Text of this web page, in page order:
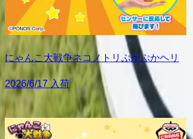
にゃんこ大戦争ネコノトリぷかぷかヘリ
2026/6/17 入荷